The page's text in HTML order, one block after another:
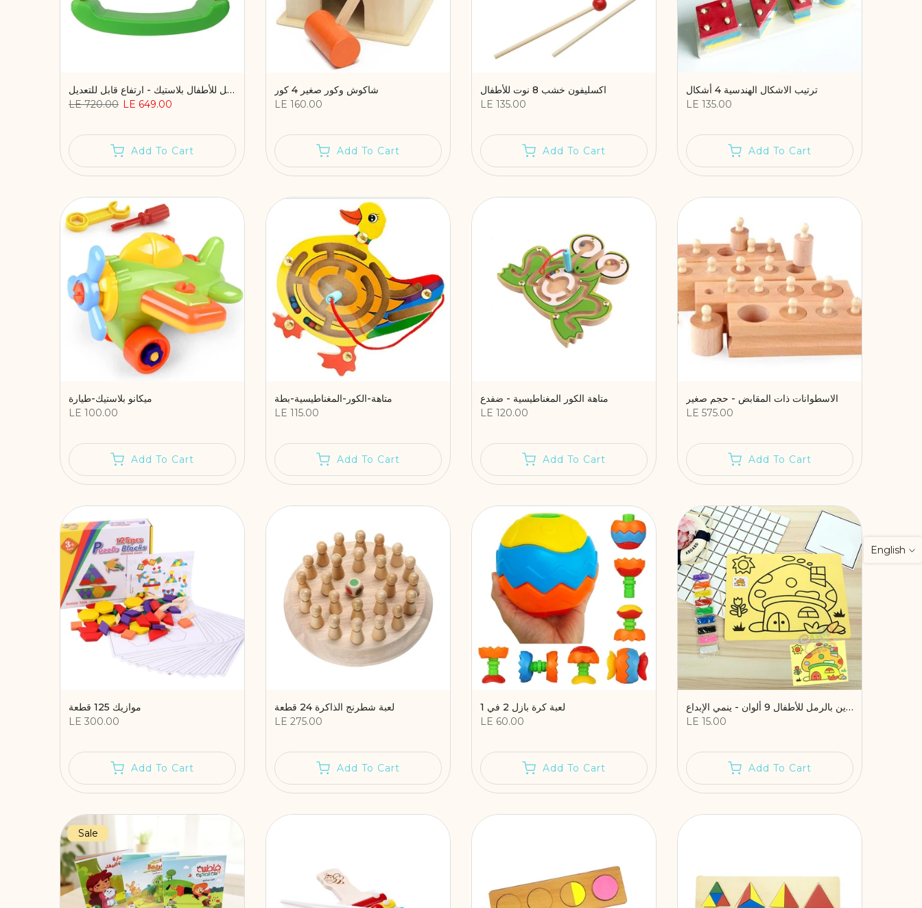
مرجيحة تعليق بحبل للأطفال بلاستيك - ارتفاع قابل للتعديل
LE 720.00 LE 649.00
Add To Cart
شاكوش وكور صغير 4 كور
LE 160.00
Add To Cart
اكسليفون خشب 8 نوت للأطفال
LE 135.00
Add To Cart
ترتيب الاشكال الهندسية 4 أشكال
LE 135.00
Add To Cart
ميكانو بلاستيك-طيارة
LE 100.00
Add To Cart
متاهة-الكور-المغناطيسية-بطة
LE 115.00
Add To Cart
متاهة الكور المغناطيسية - ضفدع
LE 120.00
Add To Cart
الاسطوانات ذات المقابض - حجم صغير
LE 575.00
Add To Cart
موازيك 125 قطعة
LE 300.00
Add To Cart
لعبة شطرنج الذاكرة 24 قطعة
LE 275.00
Add To Cart
لعبة كرة بازل 2 في 1
LE 60.00
Add To Cart
تلوين بالرمل للأطفال 9 ألوان - ينمي الإبداع
LE 15.00
Add To Cart
Sale
English